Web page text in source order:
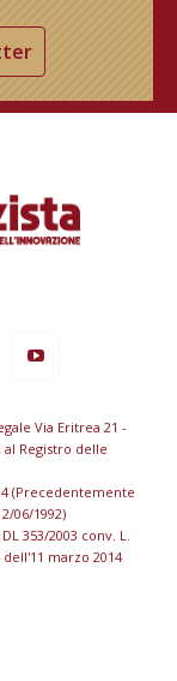
Via Eritrea 21 -
Registro delle
(Precedentemente
06/1992)
353/2003 conv. L.
dell'11 marzo 2014